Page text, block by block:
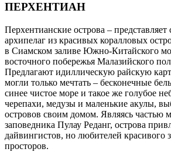
ПЕРХЕНТИАН
Перхентианские острова –
архипелаг из красивых коралловых
в Сиамском заливе Южно-Китайского
восточного побережья Малазийского
Предлагают идиллическую райскую
могли только мечтать – бесконечные
синее чистое море и такое же голубое
черепахи, медузы и маленькие акулы,
островов своим домом. Являясь частью
заповедника Пулау Реданг, острова
дайвингистов, но любителей красивого
просторов.